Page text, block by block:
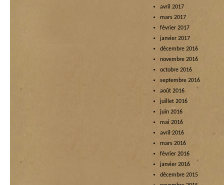
avril 2017
mars 2017
février 2017
janvier 2017
décembre 2016
novembre 2016
octobre 2016
septembre 2016
août 2016
juillet 2016
juin 2016
mai 2016
avril 2016
mars 2016
février 2016
janvier 2016
décembre 2015